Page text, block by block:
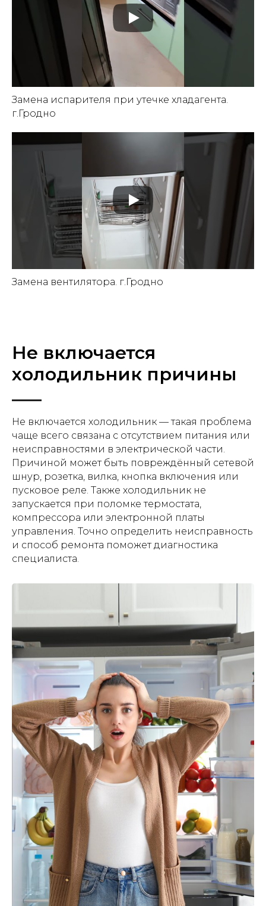
Замена испарителя при утечке хладагента.
г.Гродно
Замена вентилятора. г.Гродно
Не включается
холодильник причины
Не включается холодильник — такая проблема
чаще всего связана с отсутствием питания или
неисправностями в электрической части.
Причиной может быть повреждённый сетевой
шнур, розетка, вилка, кнопка включения или
пусковое реле. Также холодильник не
запускается при поломке термостата,
компрессора или электронной платы
управления. Точно определить неисправность
и способ ремонта поможет диагностика
специалиста.